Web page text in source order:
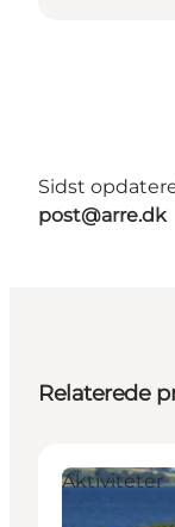
Sidst
post@arre.dk
Relaterede
Aktiviteter